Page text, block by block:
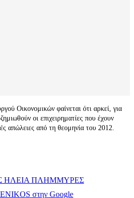
Οικονομικών φαίνεται ότι αρκεί, για
οι επιχειρηματίες που έχουν
απώλειες από τη θεομηνία του 2012.
ΗΛΕΙΑ ΠΛΗΜΜΥΡΕΣ
στην Google